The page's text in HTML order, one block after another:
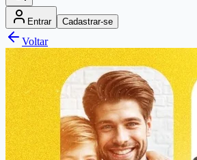
Entrar Cadastrar-se
Voltar